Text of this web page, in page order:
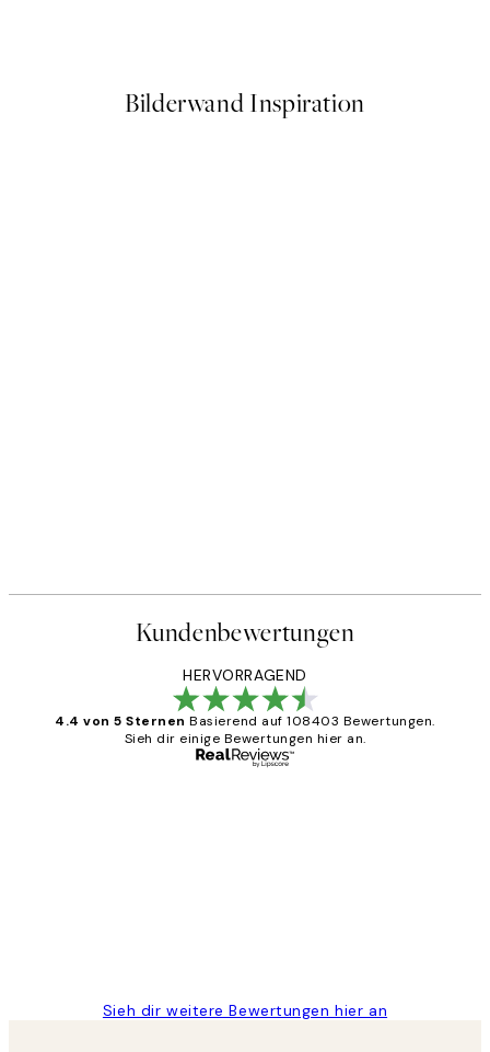
Bilderwand Inspiration
Kundenbewertungen
HERVORRAGEND
4.4 von 5 Sternen Basierend auf 108403 Bewertungen.
Sieh dir einige Bewertungen hier an.
Sieh dir weitere Bewertungen hier an